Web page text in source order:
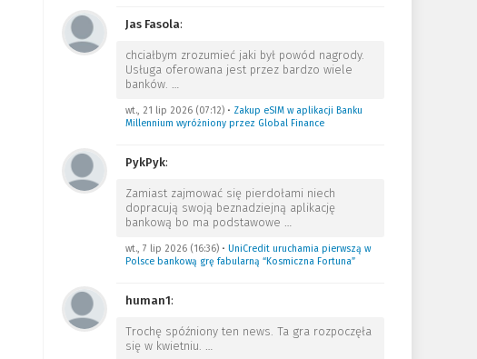
Jas Fasola:
chciałbym zrozumieć jaki był powód nagrody.
Usługa oferowana jest przez bardzo wiele
banków. …
wt., 21 lip 2026 (07:12)• Zakup eSIM w aplikacji Banku
Millennium wyróżniony przez Global Finance
PykPyk:
Zamiast zajmować się pierdołami niech
dopracują swoją beznadziejną aplikację
bankową bo ma podstawowe …
wt., 7 lip 2026 (16:36)• UniCredit uruchamia pierwszą w
Polsce bankową grę fabularną “Kosmiczna Fortuna”
human1:
Trochę spóźniony ten news. Ta gra rozpoczęła
się w kwietniu. …